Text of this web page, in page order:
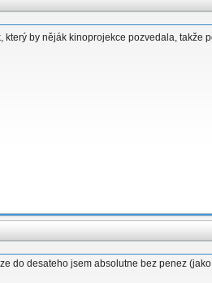
který by něják kinoprojekce pozvedala, takže
do desateho jsem absolutne bez penez